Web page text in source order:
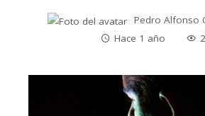
Pedro Alfonso
Hace 1 año